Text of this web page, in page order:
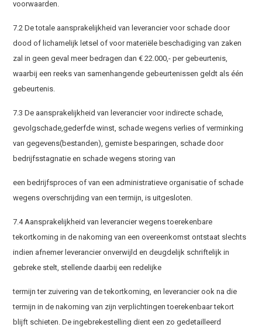
voorwaarden.
7.2 De totale aansprakelijkheid van leverancier voor schade door
dood of lichamelijk letsel of voor materiële beschadiging van zaken
zal in geen geval meer bedragen dan € 22.000,- per gebeurtenis,
waarbij een reeks van samenhangende gebeurtenissen geldt als één
gebeurtenis.
7.3 De aansprakelijkheid van leverancier voor indirecte schade,
gevolgschade,gederfde winst, schade wegens verlies of verminking
van gegevens(bestanden), gemiste besparingen, schade door
bedrijfsstagnatie en schade wegens storing van
een bedrijfsproces of van een administratieve organisatie of schade
wegens overschrijding van een termijn, is uitgesloten.
7.4 Aansprakelijkheid van leverancier wegens toerekenbare
tekortkoming in de nakoming van een overeenkomst ontstaat slechts
indien afnemer leverancier onverwijld en deugdelijk schriftelijk in
gebreke stelt, stellende daarbij een redelijke
termijn ter zuivering van de tekortkoming, en leverancier ook na die
termijn in de nakoming van zijn verplichtingen toerekenbaar tekort
blijft schieten. De ingebrekestelling dient een zo gedetailleerd